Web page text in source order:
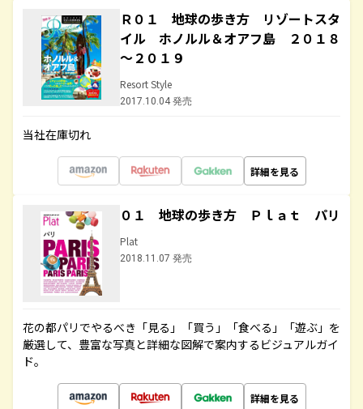
Ｒ０１ 地球の歩き方 リゾートスタ
イル ホノルル＆オアフ島 ２０１８
～２０１９
Resort Style
2017.10.04 発売
当社在庫切れ
詳細を見る
０１ 地球の歩き方 Ｐｌａｔ パリ
Plat
2018.11.07 発売
花の都パリでやるべき「見る」「買う」「食べる」「遊ぶ」を
厳選して、豊富な写真と詳細な図解で案内するビジュアルガイ
ド。
詳細を見る